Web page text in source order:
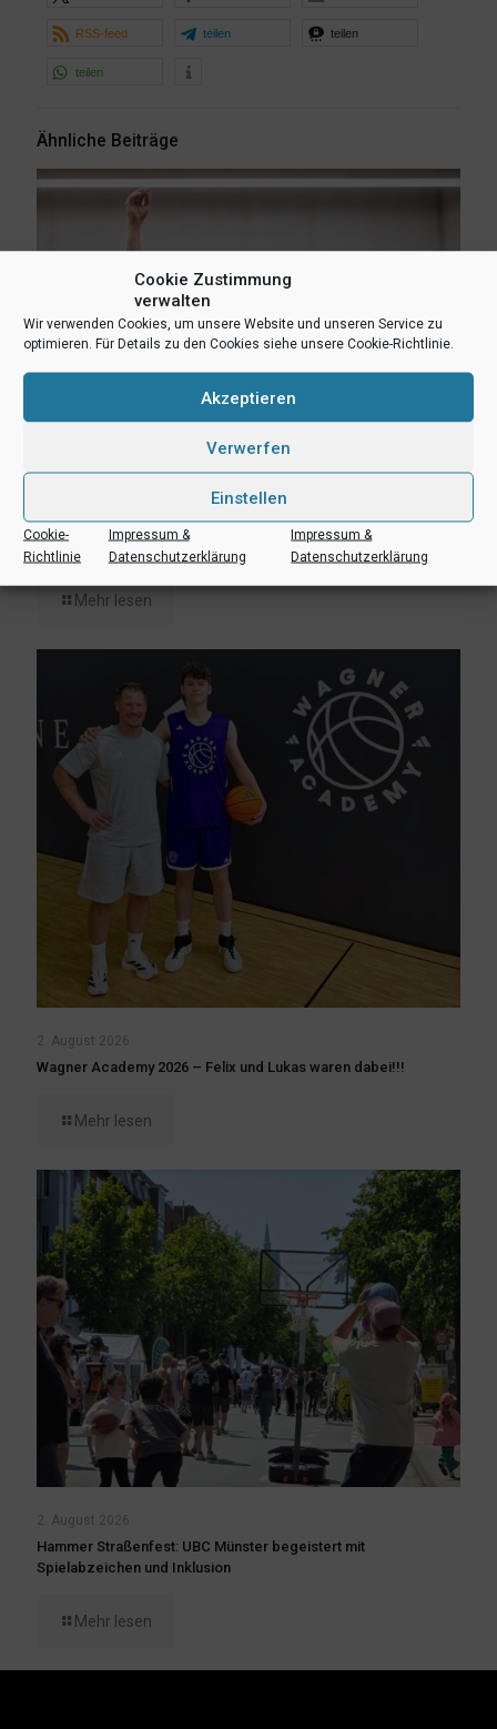
Cookie Zustimmung
verwalten
Wir verwenden Cookies, um unsere Website und unseren Service zu
optimieren. Für Details zu den Cookies siehe unsere Cookie-Richtlinie.
Akzeptieren
Verwerfen
Einstellen
Cookie-
Richtlinie
Impressum &
Datenschutzerklärung
Impressum &
Datenschutzerklärung
RSS-feed teilen teilen
teilen
Ähnliche Beiträge
3. August 2026
Erik Niggemann setzt Karriere in Ibbenbüren fort
Mehr lesen
2. August 2026
Wagner Academy 2026 – Felix und Lukas waren dabei!!!
Mehr lesen
2. August 2026
Hammer Straßenfest: UBC Münster begeistert mit
Spielabzeichen und Inklusion
Mehr lesen